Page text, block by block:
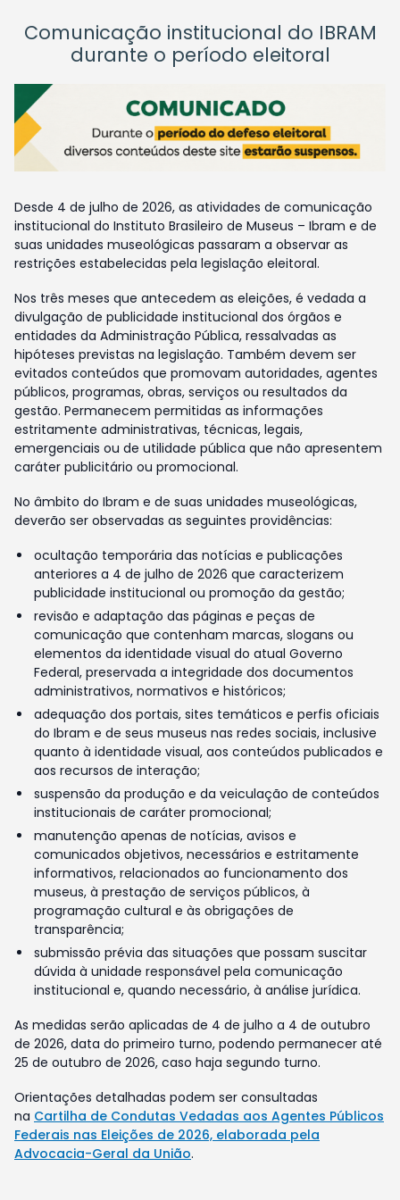
Comunicação institucional do IBRAM
durante o período eleitoral
Desde 4 de julho de 2026, as atividades de comunicação
institucional do Instituto Brasileiro de Museus – Ibram e de
suas unidades museológicas passaram a observar as
restrições estabelecidas pela legislação eleitoral.
Nos três meses que antecedem as eleições, é vedada a
divulgação de publicidade institucional dos órgãos e
entidades da Administração Pública, ressalvadas as
hipóteses previstas na legislação. Também devem ser
evitados conteúdos que promovam autoridades, agentes
públicos, programas, obras, serviços ou resultados da
gestão. Permanecem permitidas as informações
estritamente administrativas, técnicas, legais,
emergenciais ou de utilidade pública que não apresentem
caráter publicitário ou promocional.
No âmbito do Ibram e de suas unidades museológicas,
deverão ser observadas as seguintes providências:
ocultação temporária das notícias e publicações
anteriores a 4 de julho de 2026 que caracterizem
publicidade institucional ou promoção da gestão;
revisão e adaptação das páginas e peças de
comunicação que contenham marcas, slogans ou
elementos da identidade visual do atual Governo
Federal, preservada a integridade dos documentos
administrativos, normativos e históricos;
adequação dos portais, sites temáticos e perfis oficiais
do Ibram e de seus museus nas redes sociais, inclusive
quanto à identidade visual, aos conteúdos publicados e
aos recursos de interação;
suspensão da produção e da veiculação de conteúdos
institucionais de caráter promocional;
manutenção apenas de notícias, avisos e
comunicados objetivos, necessários e estritamente
informativos, relacionados ao funcionamento dos
museus, à prestação de serviços públicos, à
programação cultural e às obrigações de
transparência;
submissão prévia das situações que possam suscitar
dúvida à unidade responsável pela comunicação
institucional e, quando necessário, à análise jurídica.
As medidas serão aplicadas de 4 de julho a 4 de outubro
de 2026, data do primeiro turno, podendo permanecer até
25 de outubro de 2026, caso haja segundo turno.
Orientações detalhadas podem ser consultadas
na Cartilha de Condutas Vedadas aos Agentes Públicos
Federais nas Eleições de 2026, elaborada pela
Advocacia-Geral da União.